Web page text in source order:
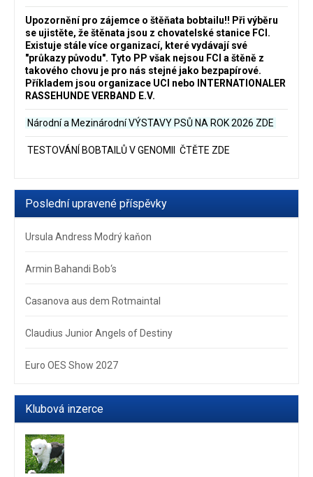
Upozornění pro zájemce o štěňata bobtailu‼️ Při výběru
se ujistěte, že štěnata jsou z chovatelské stanice FCI.
Existuje stále více organizací, které vydávají své
"průkazy původu". Tyto PP však nejsou FCI a štěně z
takového chovu je pro nás stejné jako bezpapírové.
Příkladem jsou organizace UCI nebo INTERNATIONALER
RASSEHUNDE VERBAND E.V.
Národní a Mezinárodní VÝSTAVY PSŮ NA ROK 2026 ZDE
TESTOVÁNÍ BOBTAILŮ V GENOMII ČTĚTE ZDE
Poslední upravené příspěvky
Ursula Andress Modrý kaňon
Armin Bahandi Bob‘s
Casanova aus dem Rotmaintal
Claudius Junior Angels of Destiny
Euro OES Show 2027
Klubová inzerce